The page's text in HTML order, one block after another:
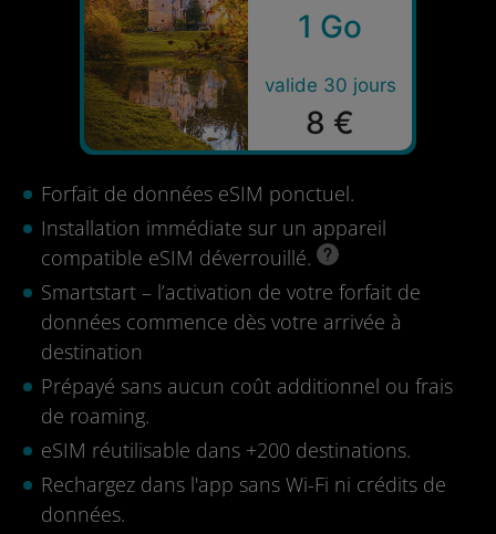
1 Go
valide 30 jours
8 €
Forfait de données eSIM ponctuel.
Installation immédiate sur un appareil
compatible eSIM déverrouillé.
Smartstart – l’activation de votre forfait de
données commence dès votre arrivée à
destination
Prépayé sans aucun coût additionnel ou frais
de roaming.
eSIM réutilisable dans +200 destinations.
Rechargez dans l'app sans Wi-Fi ni crédits de
données.